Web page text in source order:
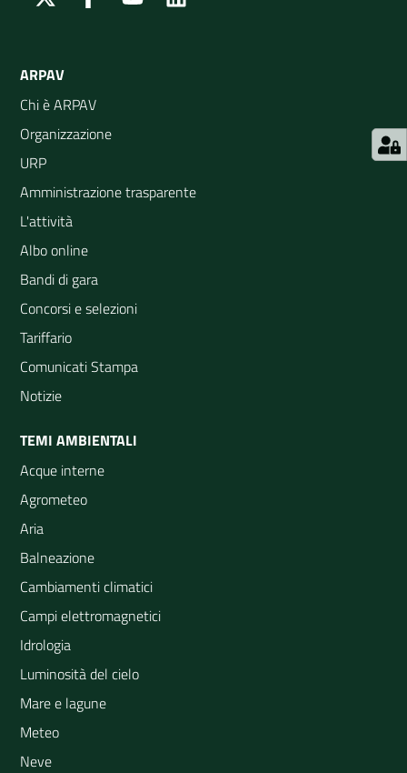
ARPAV
Chi è ARPAV
Organizzazione
URP
Amministrazione trasparente
L'attività
Albo online
Bandi di gara
Concorsi e selezioni
Tariffario
Comunicati Stampa
Notizie
TEMI AMBIENTALI
Acque interne
Agrometeo
Aria
Balneazione
Cambiamenti climatici
Campi elettromagnetici
Idrologia
Luminosità del cielo
Mare e lagune
Meteo
Neve